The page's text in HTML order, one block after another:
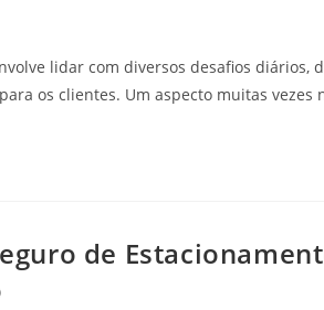
lidar com diversos desafios diários,
os clientes. Um aspecto muitas vezes
de